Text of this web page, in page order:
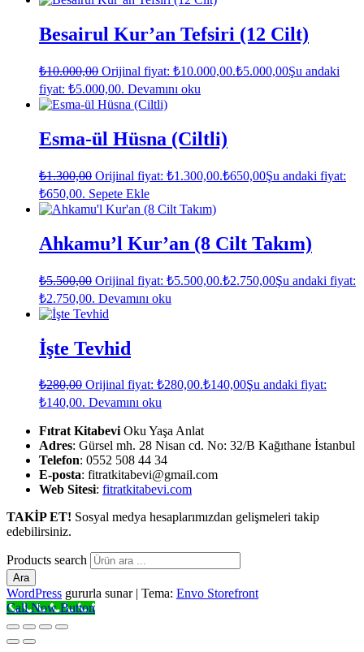
Besairul Kur’an Tefsiri (12 Cilt)
₺10.000,00 Orijinal fiyat: ₺10.000,00.₺5.000,00Şu andaki
fiyat: ₺5.000,00. Devamını oku
Esma-ül Hüsna (Ciltli)
₺1.300,00 Orijinal fiyat: ₺1.300,00.₺650,00Şu andaki fiyat:
₺650,00. Sepete Ekle
Ahkamu’l Kur’an (8 Cilt Takım)
₺5.500,00 Orijinal fiyat: ₺5.500,00.₺2.750,00Şu andaki fiyat:
₺2.750,00. Devamını oku
İşte Tevhid
₺280,00 Orijinal fiyat: ₺280,00.₺140,00Şu andaki fiyat:
₺140,00. Devamını oku
Fıtrat KitabeviOku Yaşa Anlat
Adres: Gürsel mh. 28 Nisan cd. No: 32/B Kağıthane İstanbul
Telefon: 0552 508 44 34
E-posta: fitratkitabevi@gmail.com
Web Sitesi: fitratkitabevi.com
TAKİP ET! Sosyal medya hesaplarımızdan gelişmeleri takip
edebilirsiniz.
Products search
Ara
WordPress gururla sunar | Tema: Envo Storefront
Call Now Button